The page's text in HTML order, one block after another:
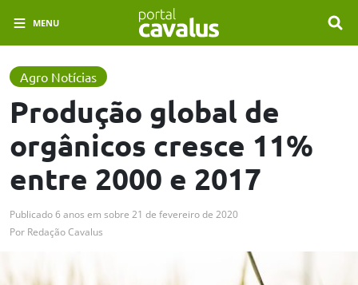
MENU
Agro Notícias
Produção global de
orgânicos cresce 11%
entre 2000 e 2017
Publicado6 anos em sobre 21 de fevereiro de 2020
Por Redação Cavalus